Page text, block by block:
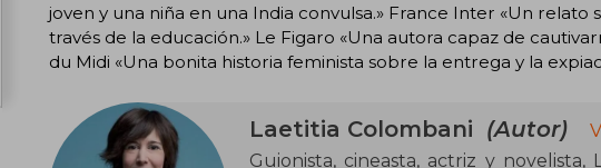
joven y una niña en una India convulsa.» France Inter «Un
través de la educación.» Le Figaro «Una autora capaz de
du Midi «Una bonita historia feminista sobre la entrega y la
Laetitia Colombani (Autor)
Guionista, cineasta, actriz y